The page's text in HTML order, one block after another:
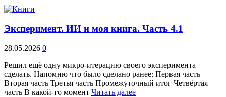
Эксперимент. ИИ и моя книга. Часть 4.1
28.05.2026 0
Решил ещё одну микро-итерацию своего эксперимента
сделать. Напомню что было сделано ранее: Первая часть
Вторая часть Третья часть Промежуточный итог Четвёртая
часть В какой-то момент Читать далее